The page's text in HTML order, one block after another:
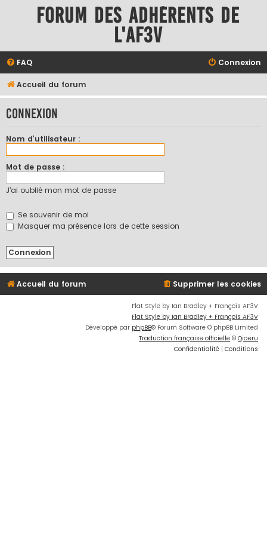
Forum des adhérents de
l'AF3V
FAQ Connexion
Accueil du forum
Connexion
Nom d’utilisateur :
Mot de passe :
J’ai oublié mon mot de passe
Se souvenir de moi
Masquer ma présence lors de cette session
Accueil du forum Supprimer les cookies
Flat Style by Ian Bradley + François AF3V
Flat Style by Ian Bradley + François AF3V
Développé par phpBB® Forum Software © phpBB Limited
Traduction française officielle © Qiaeru
Confidentialité | Conditions